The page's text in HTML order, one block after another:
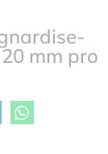
mm pro